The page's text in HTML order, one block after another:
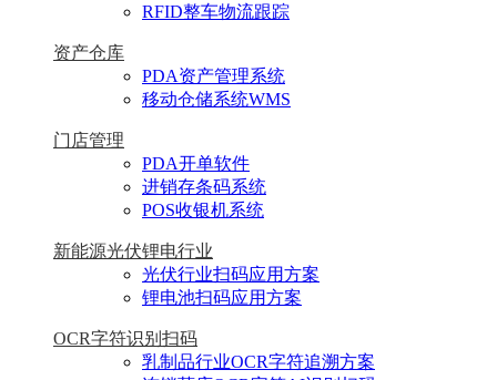
RFID整车物流跟踪
资产仓库
PDA资产管理系统
移动仓储系统WMS
门店管理
PDA开单软件
进销存条码系统
POS收银机系统
新能源光伏锂电行业
光伏行业扫码应用方案
锂电池扫码应用方案
OCR字符识别扫码
乳制品行业OCR字符追溯方案